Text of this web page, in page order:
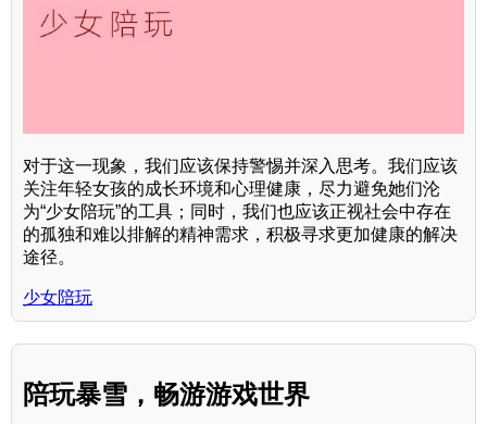
对于这一现象，我们应该保持警惕并深入思考。我们应该
关注年轻女孩的成长环境和心理健康，尽力避免她们沦
为“少女陪玩”的工具；同时，我们也应该正视社会中存在
的孤独和难以排解的精神需求，积极寻求更加健康的解决
途径。
少女陪玩
陪玩暴雪，畅游游戏世界